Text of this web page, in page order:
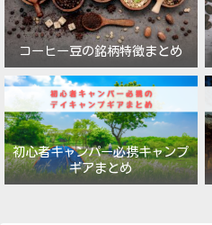
コーヒー豆の銘柄特徴まとめ
初心者キャンパー必携キャンプ
ギアまとめ